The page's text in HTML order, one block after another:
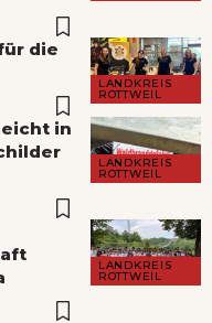
LANDKREIS
ROTTWEIL
die
LANDKREIS
ROTTWEIL
in
LANDKREIS
ROTTWEIL